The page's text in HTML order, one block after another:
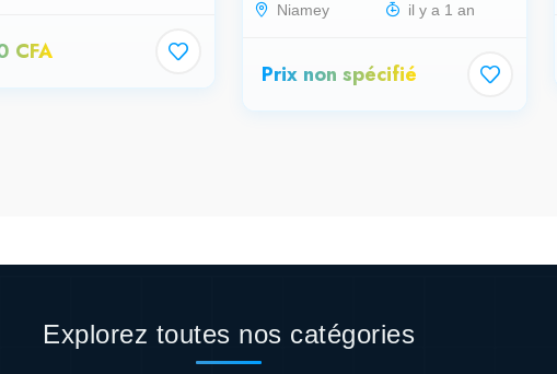
CFA
Niamey il y a 1 an
Prix non spécifié
Explorez toutes nos catégories